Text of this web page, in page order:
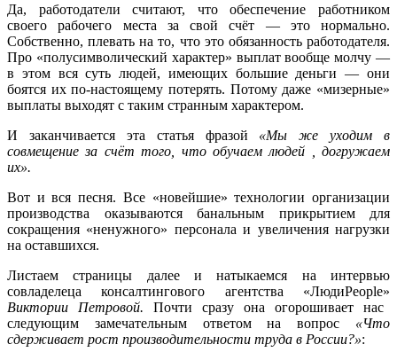
Да, работодатели считают, что обеспечение работником
своего рабочего места за свой счёт — это нормально.
Собственно, плевать на то, что это обязанность работодателя.
Про «полусимволический характер» выплат вообще молчу —
в этом вся суть людей, имеющих большие деньги — они
боятся их по-настоящему потерять. Потому даже «мизерные»
выплаты выходят с таким странным характером.
И заканчивается эта статья фразой «Мы же уходим в
совмещение за счёт того, что обучаем людей , догружаем
их».
Вот и вся песня. Все «новейшие» технологии организации
производства оказываются банальным прикрытием для
сокращения «ненужного» персонала и увеличения нагрузки
на оставшихся.
Листаем страницы далее и натыкаемся на интервью
совладелеца консалтингового агентства «ЛюдиPeople»
Виктории Петровой. Почти сразу она огорошивает нас
следующим замечательным ответом на вопрос «Что
сдерживает рост производительности труда в России?»: